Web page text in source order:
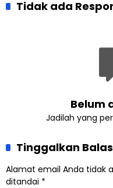
Pembangunan Kembali
Tidak ada
Belum
Jadilah yang
Tinggalkan
Alamat email Anda tidak
ditandai *